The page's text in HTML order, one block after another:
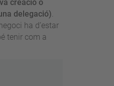
creació o
delegació).
ha d’estar
tenir com a